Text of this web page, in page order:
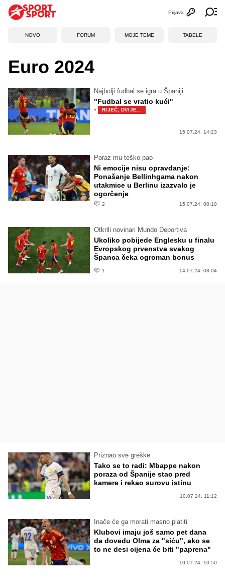
Otvori
Prijava
NOVO FORUM MOJE TEME TABELE
Euro 2024
Najbolji fudbal se igra u Španiji
"Fudbal se vratio kući"
· RIJEČ, DVIJE...
15.07.24. 14:23
Poraz mu teško pao
Ni emocije nisu opravdanje:
Ponašanje Bellinhgama nakon
utakmice u Berlinu izazvalo je
ogorčenje
2 15.07.24. 00:10
Otkrili novinari Mundo Deportiva
Ukoliko pobijede Englesku u finalu
Evropskog prvenstva svakog
Španca čeka ogroman bonus
1 14.07.24. 08:04
Priznao sve greške
Tako se to radi: Mbappe nakon
poraza od Španije stao pred
kamere i rekao surovu istinu
10.07.24. 11:12
Inače će ga morati masno platiti
Klubovi imaju još samo pet dana
da dovedu Olma za "siću", ako se
to ne desi cijena će biti "paprena"
10.07.24. 10:50